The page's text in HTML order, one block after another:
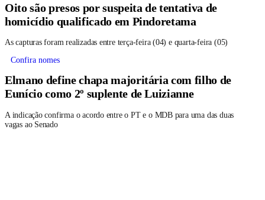
Oito são presos por suspeita de tentativa de
homicídio qualificado em Pindoretama
As capturas foram realizadas entre terça-feira (04) e quarta-feira (05)
Confira nomes
Elmano define chapa majoritária com filho de
Eunício como 2º suplente de Luizianne
A indicação confirma o acordo entre o PT e o MDB para uma das duas
vagas ao Senado